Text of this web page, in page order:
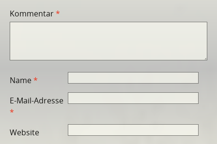
Kommentar*
Name*
E-Mail-Adresse
*
Website